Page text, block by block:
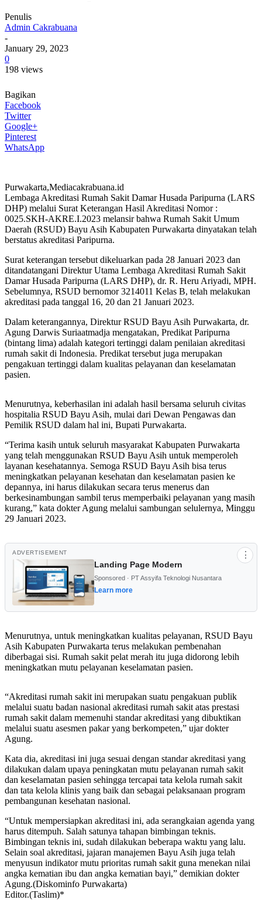
Penulis
Admin Cakrabuana
-
January 29, 2023
0
198 views
Bagikan
Facebook
Twitter
Google+
Pinterest
WhatsApp
Purwakarta,Mediacakrabuana.id
Lembaga Akreditasi Rumah Sakit Damar Husada Paripurna (LARS
DHP) melalui Surat Keterangan Hasil Akreditasi Nomor :
0025.SKH-AKRE.I.2023 melansir bahwa Rumah Sakit Umum
Daerah (RSUD) Bayu Asih Kabupaten Purwakarta dinyatakan telah
berstatus akreditasi Paripurna.
Surat keterangan tersebut dikeluarkan pada 28 Januari 2023 dan
ditandatangani Direktur Utama Lembaga Akreditasi Rumah Sakit
Damar Husada Paripurna (LARS DHP), dr. R. Heru Ariyadi, MPH.
Sebelumnya, RSUD bernomor 3214011 Kelas B, telah melakukan
akreditasi pada tanggal 16, 20 dan 21 Januari 2023.
Dalam keterangannya, Direktur RSUD Bayu Asih Purwakarta, dr.
Agung Darwis Suriaatmadja mengatakan, Predikat Paripurna
(bintang lima) adalah kategori tertinggi dalam penilaian akreditasi
rumah sakit di Indonesia. Predikat tersebut juga merupakan
pengakuan tertinggi dalam kualitas pelayanan dan keselamatan
pasien.
Menurutnya, keberhasilan ini adalah hasil bersama seluruh civitas
hospitalia RSUD Bayu Asih, mulai dari Dewan Pengawas dan
Pemilik RSUD dalam hal ini, Bupati Purwakarta.
“Terima kasih untuk seluruh masyarakat Kabupaten Purwakarta
yang telah menggunakan RSUD Bayu Asih untuk memperoleh
layanan kesehatannya. Semoga RSUD Bayu Asih bisa terus
meningkatkan pelayanan kesehatan dan keselamatan pasien ke
depannya, ini harus dilakukan secara terus menerus dan
berkesinambungan sambil terus memperbaiki pelayanan yang masih
kurang,” kata dokter Agung melalui sambungan selulernya, Minggu
29 Januari 2023.
ADVERTISEMENT ⋮
Landing Page Modern
Sponsored · PT Assyifa Teknologi Nusantara
Learn more
Menurutnya, untuk meningkatkan kualitas pelayanan, RSUD Bayu
Asih Kabupaten Purwakarta terus melakukan pembenahan
diberbagai sisi. Rumah sakit pelat merah itu juga didorong lebih
meningkatkan mutu pelayanan keselamatan pasien.
“Akreditasi rumah sakit ini merupakan suatu pengakuan publik
melalui suatu badan nasional akreditasi rumah sakit atas prestasi
rumah sakit dalam memenuhi standar akreditasi yang dibuktikan
melalui suatu asesmen pakar yang berkompeten,” ujar dokter
Agung.
Kata dia, akreditasi ini juga sesuai dengan standar akreditasi yang
dilakukan dalam upaya peningkatan mutu pelayanan rumah sakit
dan keselamatan pasien sehingga tercapai tata kelola rumah sakit
dan tata kelola klinis yang baik dan sebagai pelaksanaan program
pembangunan kesehatan nasional.
“Untuk mempersiapkan akreditasi ini, ada serangkaian agenda yang
harus ditempuh. Salah satunya tahapan bimbingan teknis.
Bimbingan teknis ini, sudah dilakukan beberapa waktu yang lalu.
Selain soal akreditasi, jajaran manajemen Bayu Asih juga telah
menyusun indikator mutu prioritas rumah sakit guna menekan nilai
angka kematian ibu dan angka kematian bayi,” demikian dokter
Agung.(Diskominfo Purwakarta)
Editor.(Taslim)*